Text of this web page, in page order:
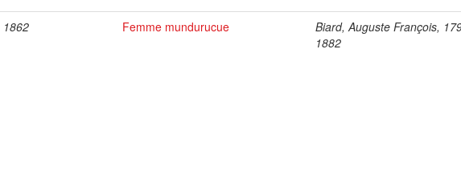
1862 Femme mundurucue
Biard, Auguste François,
1882